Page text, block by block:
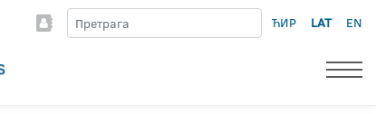
ЋИР LAT EN